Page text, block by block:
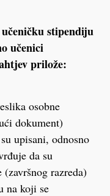
stipendiju
učenici
prilože:
osobne
dokument)
upisani, odnosno
da su
razreda)
na koji se